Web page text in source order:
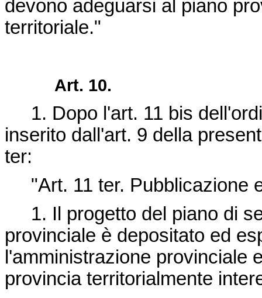
devono adeguarsi al piano
territoriale."
Art. 10.
1. Dopo l'art. 11 bis
inserito dall'art. 9 della
ter:
"Art. 11 ter. Pubblicazione
1. Il progetto del piano di
provinciale è depositato ed
l'amministrazione provinciale
provincia territorialmente